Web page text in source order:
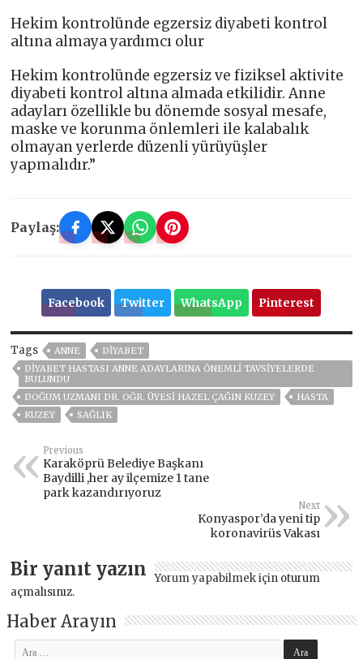
Hekim kontrolünde egzersiz diyabeti kontrol
altına almaya yardımcı olur
Hekim kontrolünde egzersiz ve fiziksel aktivite
diyabeti kontrol altına almada etkilidir. Anne
adayları özellikle bu dönemde sosyal mesafe,
maske ve korunma önlemleri ile kalabalık
olmayan yerlerde düzenli yürüyüşler
yapmalıdır.”
Paylaş:
Facebook Twitter WhatsApp Pinterest
Tags ANNE
DIYABET
DIYABET HASTASI ANNE ADAYLARINA ÖNEMLI TAVSIYELERDE
BULUNDU
DOĞUM UZMANI DR. OĞR. ÜYESI HAZEL ÇAĞIN KUZEY
HASTA
KUZEY
SAĞLIK
Previous
Karaköprü Belediye Başkanı
Baydilli ,her ay ilçemize 1 tane
park kazandırıyoruz
Next
Konyaspor’da yeni tip
koronavirüs Vakası
Bir yanıt yazın Yorum yapabilmek için oturum
açmalısınız.
Haber Arayın